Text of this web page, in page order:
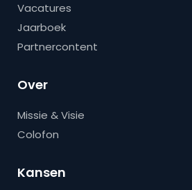
Vacatures
Jaarboek
Partnercontent
Over
Missie & Visie
Colofon
Kansen